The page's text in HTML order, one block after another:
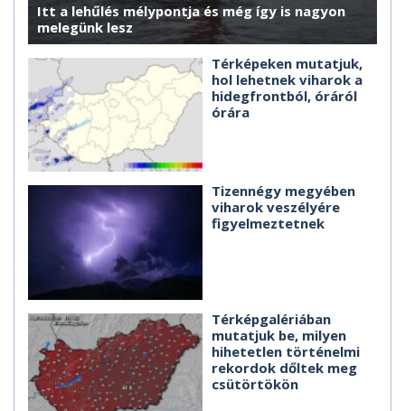
Itt a lehűlés mélypontja és még így is nagyon
melegünk lesz
Térképeken mutatjuk,
hol lehetnek viharok a
hidegfrontból, óráról
órára
Tizennégy megyében
viharok veszélyére
figyelmeztetnek
Térképgalériában
mutatjuk be, milyen
hihetetlen történelmi
rekordok dőltek meg
csütörtökön